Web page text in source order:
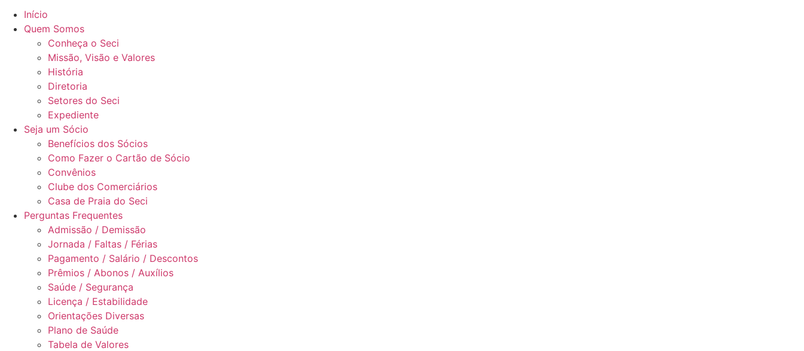
Início
Quem Somos
Conheça o Seci
Missão, Visão e Valores
História
Diretoria
Setores do Seci
Expediente
Seja um Sócio
Benefícios dos Sócios
Como Fazer o Cartão de Sócio
Convênios
Clube dos Comerciários
Casa de Praia do Seci
Perguntas Frequentes
Admissão / Demissão
Jornada / Faltas / Férias
Pagamento / Salário / Descontos
Prêmios / Abonos / Auxílios
Saúde / Segurança
Licença / Estabilidade
Orientações Diversas
Plano de Saúde
Tabela de Valores